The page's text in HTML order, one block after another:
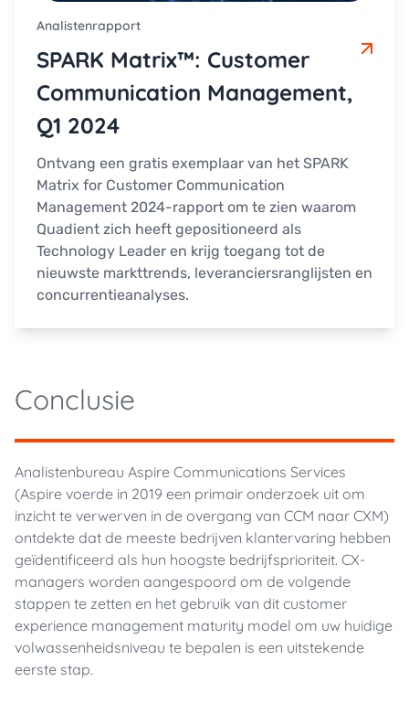
Analistenrapport
SPARK Matrix™: Customer
Communication Management,
Q1 2024
Ontvang een gratis exemplaar van het SPARK
Matrix for Customer Communication
Management 2024-rapport om te zien waarom
Quadient zich heeft gepositioneerd als
Technology Leader en krijg toegang tot de
nieuwste markttrends, leveranciersranglijsten en
concurrentieanalyses.
Conclusie
Analistenbureau Aspire Communications Services
(Aspire voerde in 2019 een primair onderzoek uit om
inzicht te verwerven in de overgang van CCM naar CXM)
ontdekte dat de meeste bedrijven klantervaring hebben
geïdentificeerd als hun hoogste bedrijfsprioriteit. CX-
managers worden aangespoord om de volgende
stappen te zetten en het gebruik van dit customer
experience management maturity model om uw huidige
volwassenheidsniveau te bepalen is een uitstekende
eerste stap.